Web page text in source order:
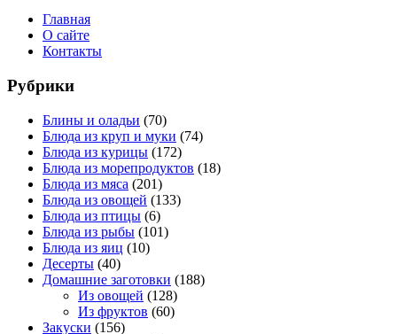
Главная
О сайте
Контакты
Рубрики
Блины и оладьи (70)
Блюда из круп и муки (74)
Блюда из курицы (172)
Блюда из морепродуктов (18)
Блюда из мяса (201)
Блюда из овощей (133)
Блюда из птицы (6)
Блюда из рыбы (101)
Блюда из яиц (10)
Десерты (40)
Домашние заготовки (188)
Из овощей (128)
Из фруктов (60)
Закуски (156)